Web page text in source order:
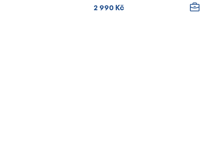
2 990 Kč